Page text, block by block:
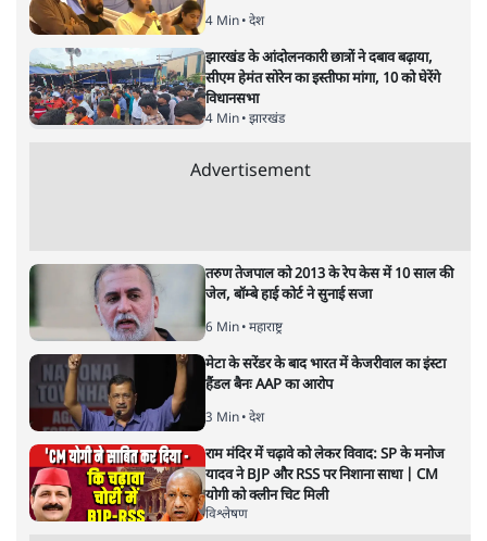
4 Min• देश
झारखंड के आंदोलनकारी छात्रों ने दबाव बढ़ाया,
सीएम हेमंत सोरेन का इस्तीफा मांगा, 10 को घेरेंगे
विधानसभा
4 Min• झारखंड
Advertisement
तरुण तेजपाल को 2013 के रेप केस में 10 साल की
जेल, बॉम्बे हाई कोर्ट ने सुनाई सजा
6 Min• महाराष्ट्र
मेटा के सरेंडर के बाद भारत में केजरीवाल का इंस्टा
हैंडल बैनः AAP का आरोप
3 Min• देश
राम मंदिर में चढ़ावे को लेकर विवाद: SP के मनोज
यादव ने BJP और RSS पर निशाना साधा | CM
योगी को क्लीन चिट मिली
विश्लेषण